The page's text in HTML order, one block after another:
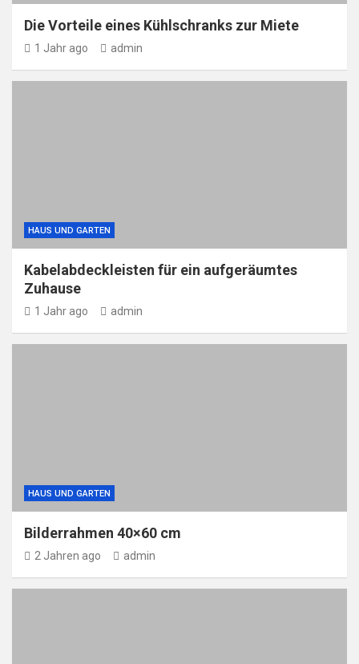
Die Vorteile eines Kühlschranks zur Miete
1 Jahr ago admin
HAUS UND GARTEN
Kabelabdeckleisten für ein aufgeräumtes
Zuhause
1 Jahr ago admin
HAUS UND GARTEN
Bilderrahmen 40×60 cm
2 Jahren ago admin